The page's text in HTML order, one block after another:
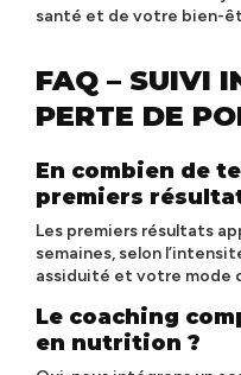
santé et de votre bien-
FAQ – SUIVI
PERTE DE
En combien de
premiers
Les premiers résultats
semaines, selon
assiduité et votre mode
Le coaching
en nutrition ?